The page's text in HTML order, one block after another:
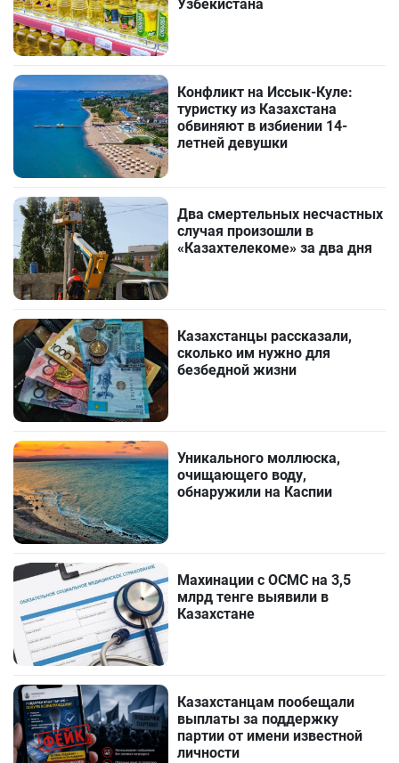
Узбекистана
Конфликт на Иссык-Куле:
туристку из Казахстана
обвиняют в избиении 14-
летней девушки
Два смертельных несчастных
случая произошли в
«Казахтелекоме» за два дня
Казахстанцы рассказали,
сколько им нужно для
безбедной жизни
Уникального моллюска,
очищающего воду,
обнаружили на Каспии
Махинации с ОСМС на 3,5
млрд тенге выявили в
Казахстане
Казахстанцам пообещали
выплаты за поддержку
партии от имени известной
личности